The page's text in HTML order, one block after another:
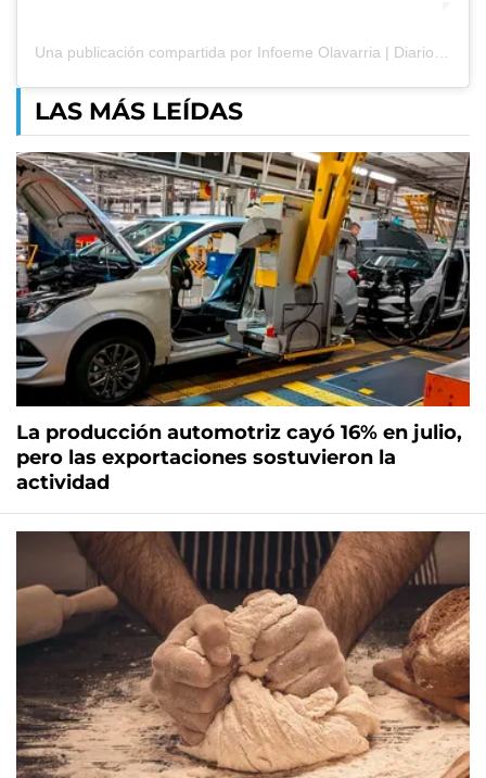
LAS MÁS LEÍDAS
La producción automotriz cayó 16% en julio,
pero las exportaciones sostuvieron la
actividad